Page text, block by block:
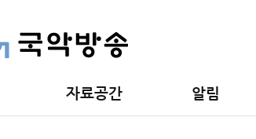
자료공간 알림